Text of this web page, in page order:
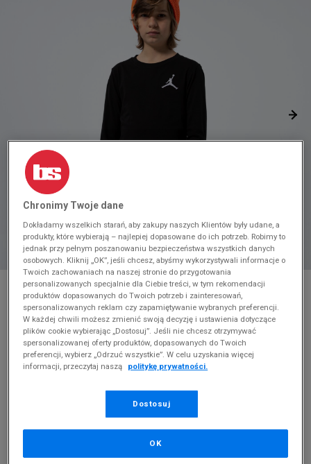
* Zdjęcie poglądowe
JORDAN T-SHIRT JUMPMAN AIR
EMROIDERY BOY
Produkt pochodzi z końcówek aktualnych kolekcji, ubiegłych
sezonów lub z ekspozycji.Szczegóły.
cena rekomendowana przez producenta
Chronimy Twoje dane
Dokładamy wszelkich starań, aby zakupy naszych Klientów były udane, a
produkty, które wybierają – najlepiej dopasowane do ich potrzeb. Robimy to
jednak przy pełnym poszanowaniu bezpieczeństwa wszystkich danych
osobowych. Kliknij „OK”, jeśli chcesz, abyśmy wykorzystywali informacje o
Twoich zachowaniach na naszej stronie do przygotowania
personalizowanych specjalnie dla Ciebie treści, w tym rekomendacji
produktów dopasowanych do Twoich potrzeb i zainteresowań,
spersonalizowanych reklam czy zapamiętywanie wybranych preferencji.
W każdej chwili możesz zmienić swoją decyzję i ustawienia dotyczące
plików cookie wybierając „Dostosuj”. Jeśli nie chcesz otrzymywać
spersonalizowanej oferty produktów, dopasowanych do Twoich
preferencji, wybierz „Odrzuć wszystkie”. W celu uzyskania więcej
informacji, przeczytaj naszą
politykę prywatności.
Dostosuj
OK